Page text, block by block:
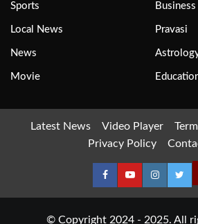
Sports Business
Local News Pravasi
News
Movie
Latest News Video Player
Privacy Policy
© Copyright 2024 - 2025. All